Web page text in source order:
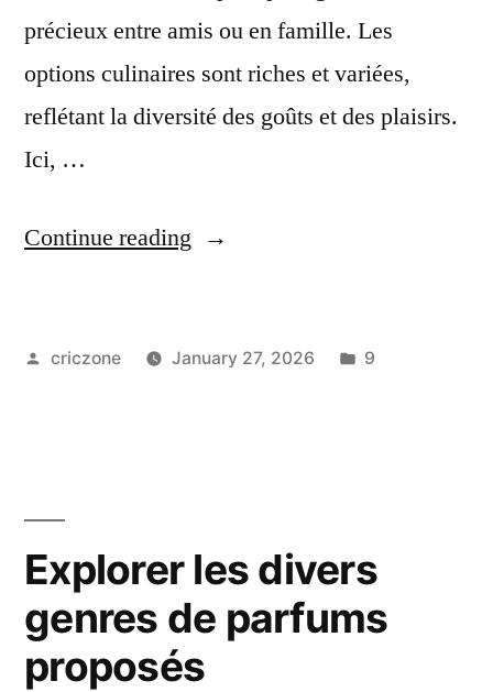
précieux entre amis ou en famille. Les
options culinaires sont riches et variées,
reflétant la diversité des goûts et des plaisirs.
Ici, …
Continue reading
criczone January 27, 2026 9
Explorer les divers
genres de parfums
proposés